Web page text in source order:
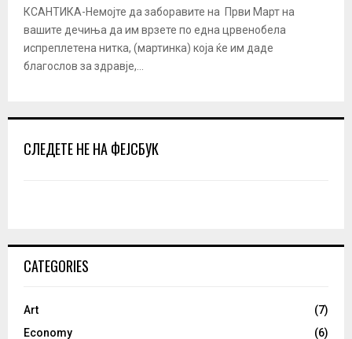
КСАНТИКА-Немојте да заборавите на Први Март на
вашите дечиња да им врзете по една црвенобела
испреплетена нитка, (мартинка) која ќе им даде
благослов за здравје,...
СЛЕДЕТЕ НЕ НА ФЕЈСБУК
CATEGORIES
Art
(7)
Economy
(6)